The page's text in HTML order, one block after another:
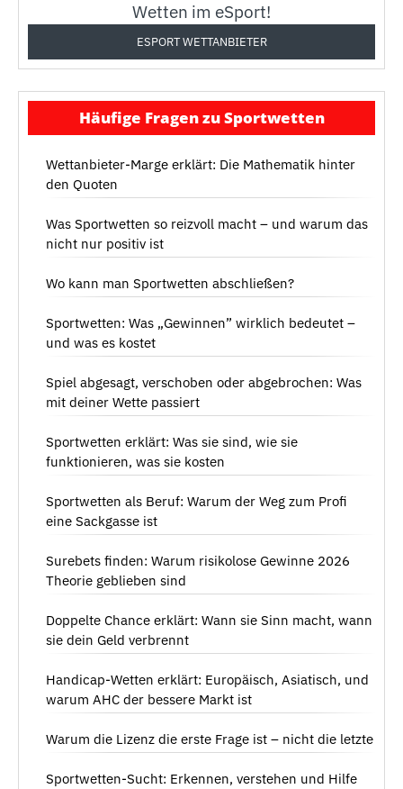
Wetten im eSport!
ESPORT WETTANBIETER
Häufige Fragen zu Sportwetten
Wettanbieter-Marge erklärt: Die Mathematik hinter
den Quoten
Was Sportwetten so reizvoll macht – und warum das
nicht nur positiv ist
Wo kann man Sportwetten abschließen?
Sportwetten: Was „Gewinnen” wirklich bedeutet –
und was es kostet
Spiel abgesagt, verschoben oder abgebrochen: Was
mit deiner Wette passiert
Sportwetten erklärt: Was sie sind, wie sie
funktionieren, was sie kosten
Sportwetten als Beruf: Warum der Weg zum Profi
eine Sackgasse ist
Surebets finden: Warum risikolose Gewinne 2026
Theorie geblieben sind
Doppelte Chance erklärt: Wann sie Sinn macht, wann
sie dein Geld verbrennt
Handicap-Wetten erklärt: Europäisch, Asiatisch, und
warum AHC der bessere Markt ist
Warum die Lizenz die erste Frage ist – nicht die letzte
Sportwetten-Sucht: Erkennen, verstehen und Hilfe